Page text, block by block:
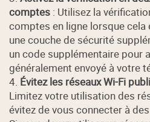
comptes : Utilisez la
comptes en ligne lorsque
une couche de sécurité
un code supplémentaire pour
généralement envoyé à votre
4. Évitez les réseaux Wi-Fi
Limitez votre utilisation des
évitez de vous connecter à